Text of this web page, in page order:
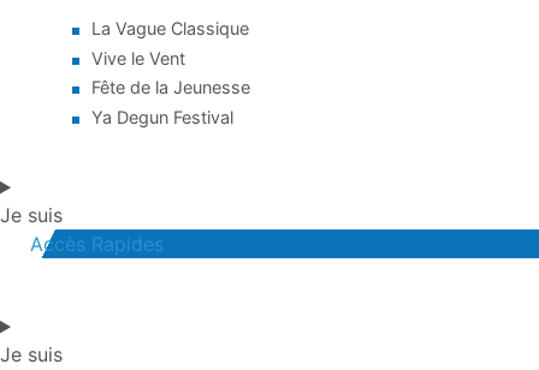
La Vague Classique
Vive le Vent
Fête de la Jeunesse
Ya Degun Festival
Je suis
Accès Rapides
Je suis